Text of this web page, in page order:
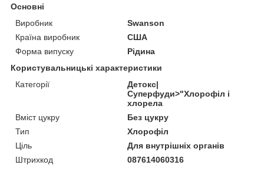
Основні
Виробник
Swanson
Країна виробник
США
Форма випуску
Рідина
Користувальницькі характеристики
Категорії
Детокс|
Суперфуди>"Хлорофіл і
хлорела
Вміст цукру
Без цукру
Тип
Хлорофіл
Ціль
Для внутрішніх органів
Штрихкод
087614060316